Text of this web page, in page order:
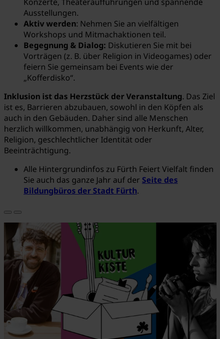
Ausstellungen.
Aktiv werden: Nehmen Sie an vielfältigen
Workshops und Mitmachaktionen teil.
Begegnung & Dialog: Diskutieren Sie mit bei
Vorträgen (z. B. über Religion in Videogames) oder
feiern Sie gemeinsam bei Events wie der
„Kofferdisko“.
Inklusion ist das Herzstück der Veranstaltung. Das Ziel
ist es, Barrieren abzubauen, sowohl in den Köpfen als
auch in den Gebäuden. Daher sind alle Menschen
herzlich willkommen, unabhängig von Herkunft, Alter,
Religion, geschlechtlicher Identität oder
Beeinträchtigung.
Alle Hintergrundinfos zu Fürth Feiert Vielfalt finden
Sie auch das ganze Jahr auf der Seite des
Bildungbüros der Stadt Fürth.